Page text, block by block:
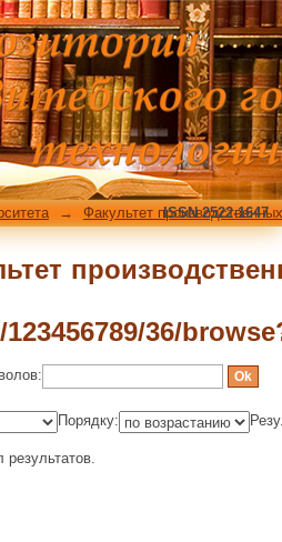
36/
→
Факультет ISSN 2522-1647
36/
Порядку: